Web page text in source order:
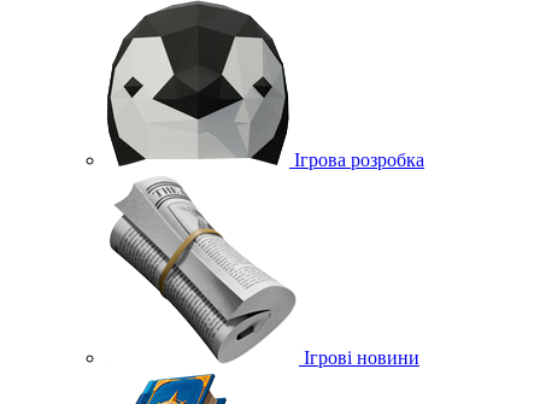
Ігрова розробка
Ігрові новини